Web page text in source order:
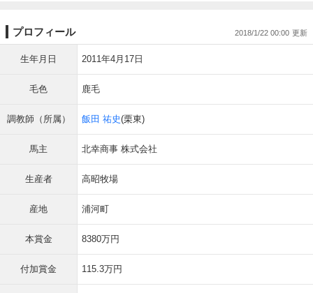
プロフィール 2018/1/22 00:00
生年月日 2011年4月17日
毛色 鹿毛
調教師（所属） 飯田 祐史(栗東)
馬主 北幸商事 株式会社
生産者 高昭牧場
産地 浦河町
本賞金 8380万円
付加賞金 115.3万円